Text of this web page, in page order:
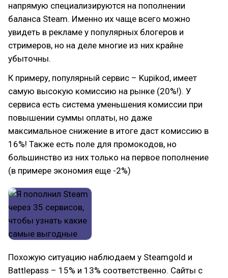
напрямую специализируются на пополнении
баланса Steam. Именно их чаще всего можно
увидеть в рекламе у популярных блогеров и
стримеров, но на деле многие из них крайне
убыточны.
К примеру, популярный сервис – Kupikod, имеет
самую высокую комиссию на рынке (20%!). У
сервиса есть система уменьшения комиссии при
повышении суммы оплаты, но даже
максимальное снижение в итоге даст комиссию в
16%! Также есть поле для промокодов, но
большинство из них только на первое пополнение
(в примере экономия еще -2%)
Похожую ситуацию наблюдаем у Steamgold и
Battlepass – 15% и 13% соответственно. Сайты с